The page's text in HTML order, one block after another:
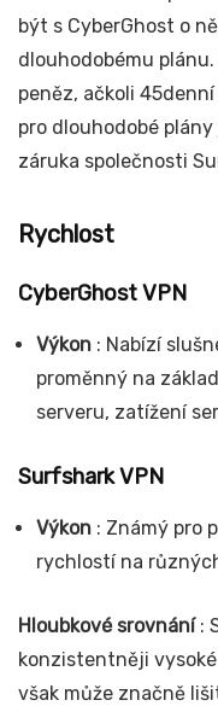
být s CyberGhost o
dlouhodobému
peněz, ačkoli
pro dlouhodobé
záruka společnosti
Rychlost
CyberGhost VPN
Výkon : Nabízí
proměnný na
serveru, zatížení
Surfshark VPN
Výkon : Známý pro
rychlostí na
Hloubkové srovnání:
konzistentněji
však může značně